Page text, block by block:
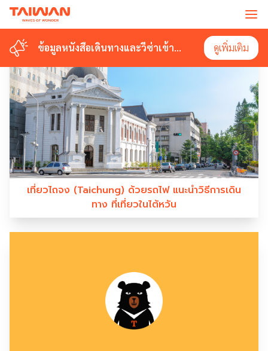
ข้อมูลหนังสือเดินทางและวีซ่าเข้า
ดูเพิ่มเติม
ข้อมูลหนังสือเดินทางและวีซ่าเข้า
ดูเพิ่มเติม
เที่ยวไถจง (Taichung) ด้วยรถไฟ แนะนำวิธีการเดิน
ทาง ที่เที่ยวในไต้หวัน